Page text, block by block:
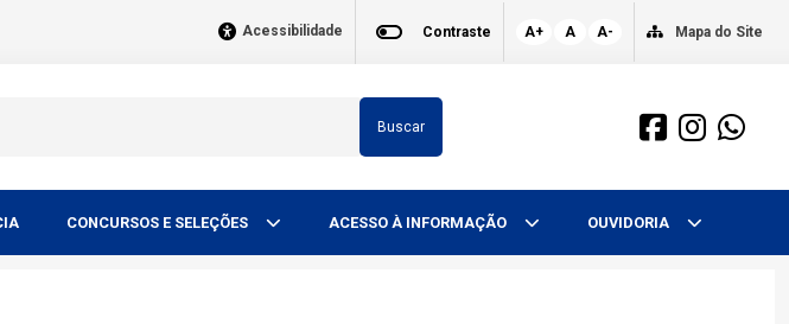
Acessibilidade Contraste A+ A A- Mapa do Site
Buscar
CONCURSOS E SELEÇÕES ACESSO À INFORMAÇÃO OUVIDORIA